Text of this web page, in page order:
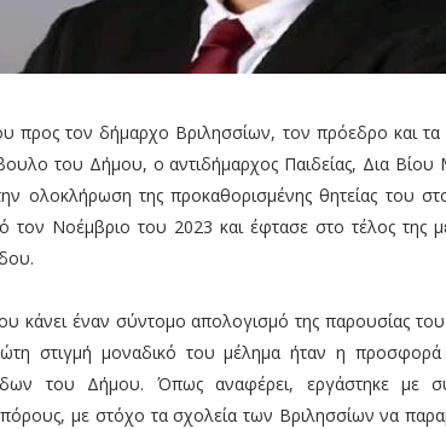
προς τον δήμαρχο Βριλησσίων, τον πρόεδρο και
του Δήμου, ο αντιδήμαρχος Παιδείας, Δια Βίου
ολοκλήρωση της προκαθορισμένης θητείας του
τον Νοέμβριο του 2023 και έφτασε στο τέλος
κάνει έναν σύντομο απολογισμό της παρουσίας του
στιγμή μοναδικό του μέλημα ήταν η προσφορά
του Δήμου. Όπως αναφέρει, εργάστηκε με
με στόχο τα σχολεία των Βριλησσίων να